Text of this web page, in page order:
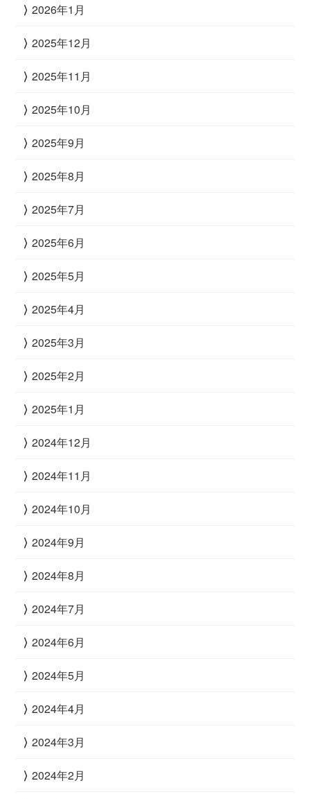
2026年1月
2025年12月
2025年11月
2025年10月
2025年9月
2025年8月
2025年7月
2025年6月
2025年5月
2025年4月
2025年3月
2025年2月
2025年1月
2024年12月
2024年11月
2024年10月
2024年9月
2024年8月
2024年7月
2024年6月
2024年5月
2024年4月
2024年3月
2024年2月